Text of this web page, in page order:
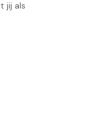
jij als